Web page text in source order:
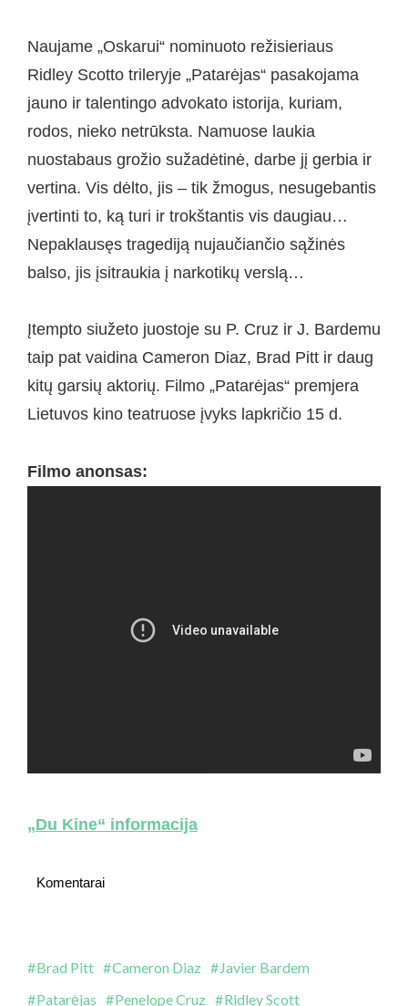
Naujame „Oskarui“ nominuoto režisieriaus
Ridley Scotto trileryje „Patarėjas“ pasakojama
jauno ir talentingo advokato istorija, kuriam,
rodos, nieko netrūksta. Namuose laukia
nuostabaus grožio sužadėtinė, darbe jį gerbia ir
vertina. Vis dėlto, jis – tik žmogus, nesugebantis
įvertinti to, ką turi ir trokštantis vis daugiau…
Nepaklausęs tragediją nujaučiančio sąžinės
balso, jis įsitraukia į narkotikų verslą…
Įtempto siužeto juostoje su P. Cruz ir J. Bardemu
taip pat vaidina Cameron Diaz, Brad Pitt ir daug
kitų garsių aktorių. Filmo „Patarėjas“ premjera
Lietuvos kino teatruose įvyks lapkričio 15 d.
Filmo anonsas:
„Du Kine“ informacija
Komentarai
Brad Pitt Cameron Diaz
Javier Bardem
Patarėjas
Penelope Cruz Ridley Scott